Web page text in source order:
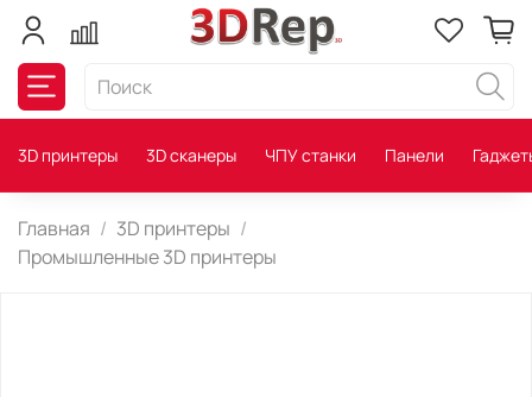
3D принтеры 3D сканеры ЧПУ станки Панели
Главная
3D принтеры
Промышленные 3D принтеры